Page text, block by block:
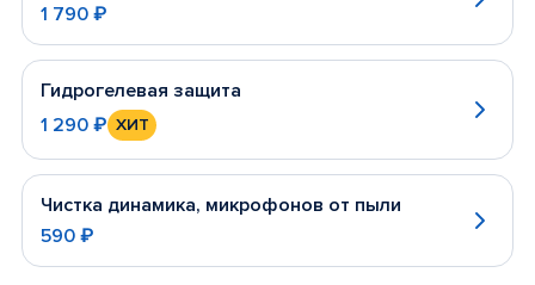
1 790 ₽
Гидрогелевая защита
1 290 ₽ ХИТ
Чистка динамика, микрофонов от пыли
590 ₽